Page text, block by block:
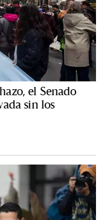
el Senado
sin los